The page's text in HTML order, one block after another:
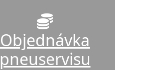
Objednávka
pneuservisu